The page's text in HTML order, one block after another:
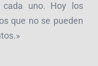
cada uno. Hoy los
que no se pueden